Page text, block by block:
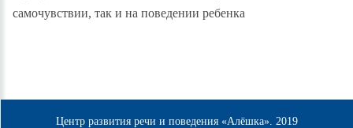
самочувствии, так и на поведении ребенка
Центр развития речи и поведения «Алёшка». 2019